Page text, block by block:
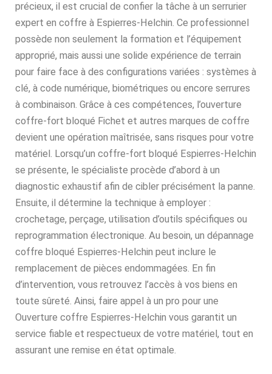
précieux, il est crucial de confier la tâche à un serrurier
expert en coffre à Espierres-Helchin. Ce professionnel
possède non seulement la formation et l’équipement
approprié, mais aussi une solide expérience de terrain
pour faire face à des configurations variées : systèmes à
clé, à code numérique, biométriques ou encore serrures
à combinaison. Grâce à ces compétences, l’ouverture
coffre-fort bloqué Fichet et autres marques de coffre
devient une opération maîtrisée, sans risques pour votre
matériel. Lorsqu’un coffre-fort bloqué Espierres-Helchin
se présente, le spécialiste procède d’abord à un
diagnostic exhaustif afin de cibler précisément la panne.
Ensuite, il détermine la technique à employer :
crochetage, perçage, utilisation d’outils spécifiques ou
reprogrammation électronique. Au besoin, un dépannage
coffre bloqué Espierres-Helchin peut inclure le
remplacement de pièces endommagées. En fin
d’intervention, vous retrouvez l’accès à vos biens en
toute sûreté. Ainsi, faire appel à un pro pour une
Ouverture coffre Espierres-Helchin vous garantit un
service fiable et respectueux de votre matériel, tout en
assurant une remise en état optimale.